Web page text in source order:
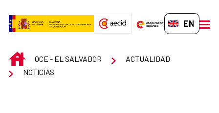
EN-GB
INICIOOCE - EL SALVADOR
ACTUALIDAD
NOTICIAS